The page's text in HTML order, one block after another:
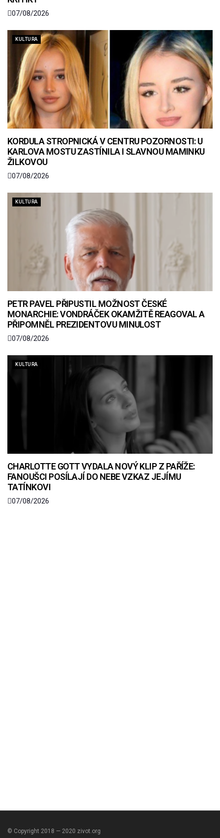
07/08/2026
KULTURA
KORDULA STROPNICKÁ V CENTRU POZORNOSTI: U
KARLOVA MOSTU ZASTÍNILA I SLAVNOU MAMINKU
ŽILKOVOU
07/08/2026
KULTURA
PETR PAVEL PŘIPUSTIL MOŽNOST ČESKÉ
MONARCHIE: VONDRÁČEK OKAMŽITĚ REAGOVAL A
PŘIPOMNĚL PREZIDENTOVU MINULOST
07/08/2026
KULTURA
CHARLOTTE GOTT VYDALA NOVÝ KLIP Z PAŘÍŽE:
FANOUŠCI POSÍLAJÍ DO NEBE VZKAZ JEJÍMU
TATÍNKOVI
07/08/2026
© Copyright 2018 — 2020 zivot.org